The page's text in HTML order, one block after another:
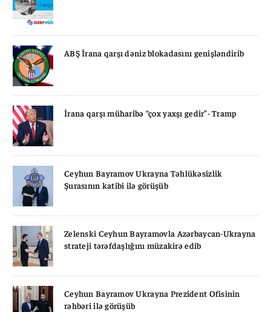
ABŞ İrana qarşı dəniz blokadasını genişləndirib
İrana qarşı müharibə “çox yaxşı gedir”- Tramp
Ceyhun Bayramov Ukrayna Təhlükəsizlik
Şurasının katibi ilə görüşüb
Zelenski Ceyhun Bayramovla Azərbaycan-Ukrayna
strateji tərəfdaşlığını müzakirə edib
Ceyhun Bayramov Ukrayna Prezident Ofisinin
rəhbəri ilə görüşüb